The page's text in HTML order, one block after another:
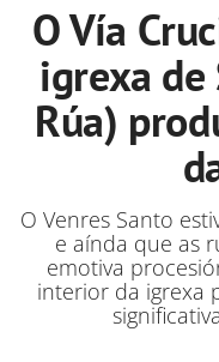
O Vía
igrexa de
Rúa)
O Venres Santo
e aínda que as
emotiva
interior da igrexa